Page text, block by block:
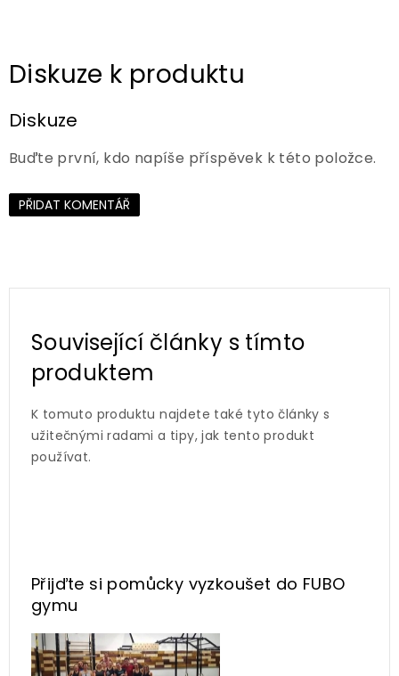
Diskuze
Buďte první, kdo napíše příspěvek k této položce.
PŘIDAT KOMENTÁŘ
Související články s tímto
produktem
K tomuto produktu najdete také tyto články s
užitečnými radami a tipy, jak tento produkt
používat.
Přijďte si pomůcky vyzkoušet do FUBO
gymu